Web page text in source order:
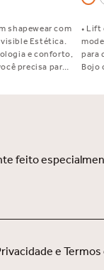
shapewear com
Estética.
e conforto,
precisa para
ou
• Lift
para
Bojo
feito
e